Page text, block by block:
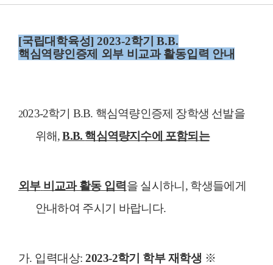
[국립대학육성] 2023-2학기B.B.
핵심역량인증제 외부 비교과 활동입력 안내
2023-2학기 B.B. 핵심역량인증제 장학생 선발을
위해,B.B. 핵심역량지수에 포함되는
외부 비교과 활동 입력 을 실시하니 , 학생들에게
안내하여 주시기 바랍니다.
가. 입력대상:2023-2학기 학부 재학생 ※